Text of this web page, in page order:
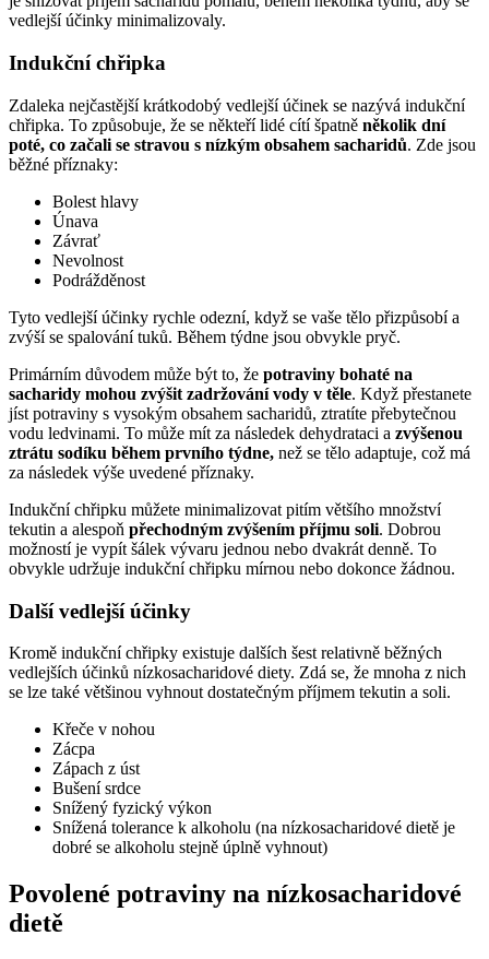
vedlejší účinky minimalizovaly.
Indukční chřipka
Zdaleka nejčastější krátkodobý vedlejší účinek se nazývá indukční
chřipka. To způsobuje, že se někteří lidé cítí špatně několik dní
poté, co začali se stravou s nízkým obsahem sacharidů. Zde jsou
běžné příznaky:
Bolest hlavy
Únava
Závrať
Nevolnost
Podrážděnost
Tyto vedlejší účinky rychle odezní, když se vaše tělo přizpůsobí a
zvýší se spalování tuků. Během týdne jsou obvykle pryč.
Primárním důvodem může být to, že potraviny bohaté na
sacharidy mohou zvýšit zadržování vody v těle. Když přestanete
jíst potraviny s vysokým obsahem sacharidů, ztratíte přebytečnou
vodu ledvinami. To může mít za následek dehydrataci a zvýšenou
ztrátu sodíku během prvního týdne, než se tělo adaptuje, což má
za následek výše uvedené příznaky.
Indukční chřipku můžete minimalizovat pitím většího množství
tekutin a alespoň přechodným zvýšením příjmu soli. Dobrou
možností je vypít šálek vývaru jednou nebo dvakrát denně. To
obvykle udržuje indukční chřipku mírnou nebo dokonce žádnou.
Další vedlejší účinky
Kromě indukční chřipky existuje dalších šest relativně běžných
vedlejších účinků nízkosacharidové diety. Zdá se, že mnoha z nich
se lze také většinou vyhnout dostatečným příjmem tekutin a soli.
Křeče v nohou
Zácpa
Zápach z úst
Bušení srdce
Snížený fyzický výkon
Snížená tolerance k alkoholu (na nízkosacharidové dietě je
dobré se alkoholu stejně úplně vyhnout)
Povolené potraviny na nízkosacharidové
dietě